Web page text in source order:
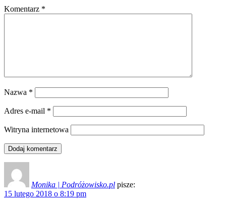
Komentarz *
Nazwa *
Adres e-mail *
Witryna internetowa
Monika | Podróżowisko.pl pisze:
15 lutego 2018 o 8:19 pm